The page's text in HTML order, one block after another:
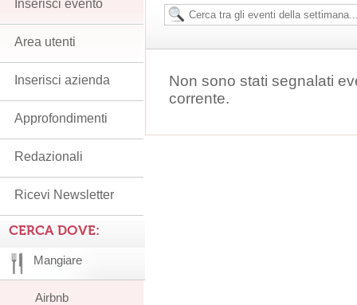
Non sono stati segnalati
corrente.
Inserisci evento
Area utenti
Inserisci azienda
Approfondimenti
Redazionali
Ricevi Newsletter
CERCA DOVE:
Mangiare
Airbnb